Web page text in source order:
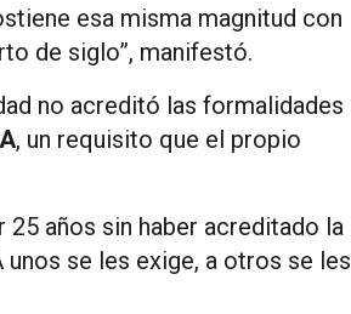
esa misma magnitud con
de siglo”, manifestó.
no acreditó las formalidades
, un requisito que el propio
años sin haber acreditado la
unos se les exige, a otros se les